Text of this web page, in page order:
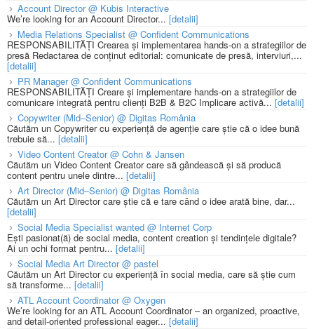
Account Director @ Kubis Interactive
We’re looking for an Account Director... [detalii]
Media Relations Specialist @ Confident Communications
RESPONSABILITĂȚI Crearea și implementarea hands-on a strategiilor de
presă Redactarea de conținut editorial: comunicate de presă, interviuri,...
[detalii]
PR Manager @ Confident Communications
RESPONSABILITĂȚI Creare și implementare hands-on a strategiilor de
comunicare integrată pentru clienți B2B & B2C Implicare activă... [detalii]
Copywriter (Mid–Senior) @ Digitas România
Căutăm un Copywriter cu experiență de agenție care știe că o idee bună
trebuie să... [detalii]
Video Content Creator @ Cohn & Jansen
Căutăm un Video Content Creator care să gândească și să producă
content pentru unele dintre... [detalii]
Art Director (Mid–Senior) @ Digitas România
Căutăm un Art Director care știe că e tare când o idee arată bine, dar...
[detalii]
Social Media Specialist wanted @ Internet Corp
Ești pasionat(ă) de social media, content creation și tendințele digitale?
Ai un ochi format pentru... [detalii]
Social Media Art Director @ pastel
Căutăm un Art Director cu experiență în social media, care să știe cum
să transforme... [detalii]
ATL Account Coordinator @ Oxygen
We’re looking for an ATL Account Coordinator – an organized, proactive,
and detail-oriented professional eager... [detalii]